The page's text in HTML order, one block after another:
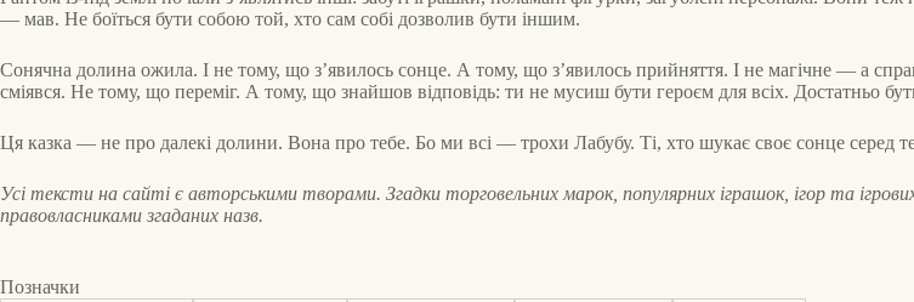
— мав. Не боїться бути собою той, хто сам собі дозволив бути іншим.
Сонячна долина ожила. І не тому, що з’явилось сонце. А тому, що з’явилось прийняття. І не магічне — а
сміявся. Не тому, що переміг. А тому, що знайшов відповідь: ти не мусиш бути героєм для всіх. Достатньо
Ця казка — не про далекі долини. Вона про тебе. Бо ми всі — трохи Лабубу. Ті, хто шукає своє сонце серед
Усі тексти на сайті є авторськими творами. Згадки торговельних марок, популярних іграшок, ігор та
правовласниками згаданих назв.
Позначки